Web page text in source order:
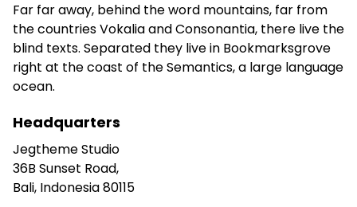
Far far away, behind the word mountains, far from
the countries Vokalia and Consonantia, there live the
blind texts. Separated they live in Bookmarksgrove
right at the coast of the Semantics, a large language
ocean.
Headquarters
Jegtheme Studio
36B Sunset Road,
Bali, Indonesia 80115